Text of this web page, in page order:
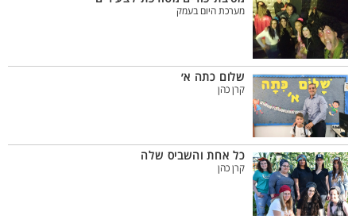
מערכת היום בעמק
שלום כתה א׳
קרן כהן
כל אחת והשביס שלה
קרן כהן